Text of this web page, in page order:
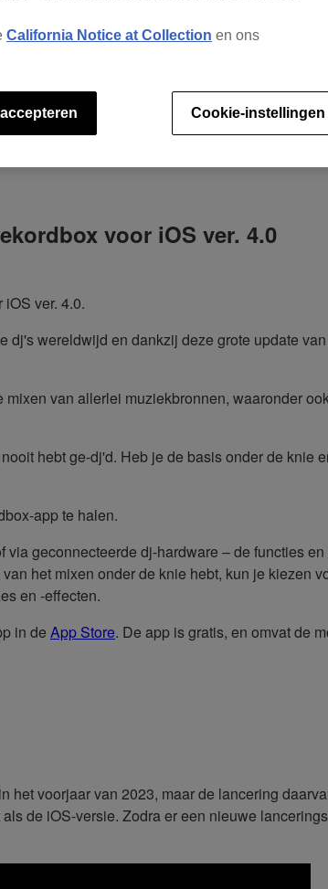
voor iOS ver. 4.0
ver. 4.0.
wereldwijd en dankzij deze grote update
van allerlei muziekbronnen, waaronder
hebt ge-dj'd. Heb je de basis onder de knie
app te halen.
geconnecteerde dj-hardware – de functies
het mixen onder de knie hebt, kun je kiezen
en -effecten.
in de App Store. De app is gratis, en omvat de
het voorjaar van 2023, maar de lancering
de iOS-versie. Zodra er een nieuwe
California Notice at Collection en ons
Cookie-instellingen